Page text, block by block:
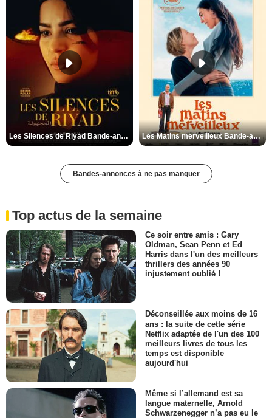
Les Silences de Riyad Bande-annonce VO STFR Les Matins merveilleux Bande-annonce VF
Bandes-annonces à ne pas manquer
Top actus de la semaine
Ce soir entre amis : Gary
Oldman, Sean Penn et Ed
Harris dans l'un des meilleurs
thrillers des années 90
injustement oublié !
Déconseillée aux moins de 16
ans : la suite de cette série
Netflix adaptée de l'un des 100
meilleurs livres de tous les
temps est disponible
aujourd'hui
Même si l’allemand est sa
langue maternelle, Arnold
Schwarzenegger n’a pas eu le